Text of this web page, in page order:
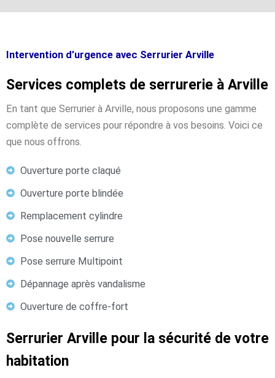
Intervention d’urgence avec Serrurier Arville
Services complets de serrurerie à Arville
En tant que Serrurier à Arville, nous proposons une gamme
complète de services pour répondre à vos besoins. Voici ce
que nous offrons.
Ouverture porte claqué
Ouverture porte blindée
Remplacement cylindre
Pose nouvelle serrure
Pose serrure Multipoint
Dépannage après vandalisme
Ouverture de coffre-fort
Serrurier Arville pour la sécurité de votre
habitation